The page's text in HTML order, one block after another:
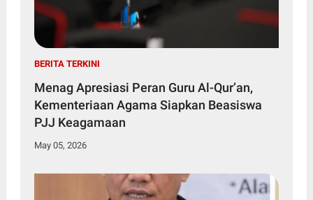
BERITA TERKINI
Menag Apresiasi Peran Guru Al-Qur’an,
Kementeriaan Agama Siapkan Beasiswa
PJJ Keagamaan
May 05, 2026